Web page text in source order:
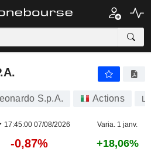
S.p.A. Actions
17:45:00 07/08/2026 Varia. 1 janv.
-0,87% +18,06%